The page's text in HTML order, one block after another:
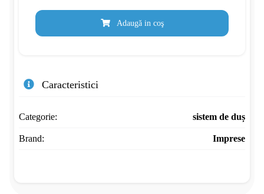
Adaugă in coş
Caracteristici
Categorie: sistem de duș
Brand: Imprese